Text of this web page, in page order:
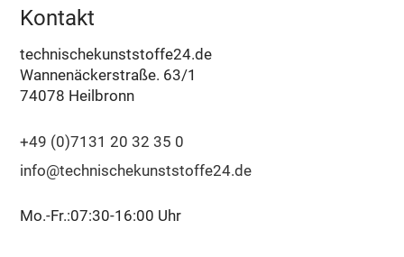
Kontakt
technischekunststoffe24.de
Wannenäckerstraße. 63/1
74078 Heilbronn
+49 (0)7131 20 32 35 0
info@technischekunststoffe24.de
Mo.-Fr.:07:30-16:00 Uhr